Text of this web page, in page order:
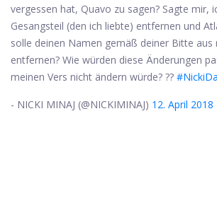
vergessen hat, Quavo zu sagen? Sagte mir,
Gesangsteil (den ich liebte) entfernen und
solle deinen Namen gemäß deiner Bitte aus
entfernen? Wie würden diese Änderungen
meinen Vers nicht ändern würde? ??
- NICKI MINAJ (@NICKIMINAJ) 12. April 2018